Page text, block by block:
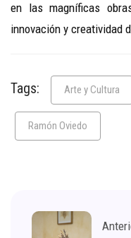
en las magníficas
innovación y creatividad
Tags: Arte y Cultura
Ramón Oviedo